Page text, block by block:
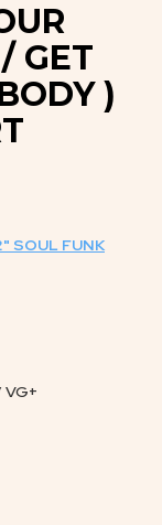
GET
)
SOUL FUNK